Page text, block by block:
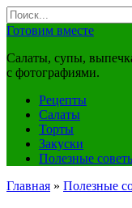
Перейти
к
Search
for:
Готовим вместе
Салаты, супы,
с фотографиями.
Рецепты
Салаты
Торты
Закуски
Полезные
Главная » Полезные